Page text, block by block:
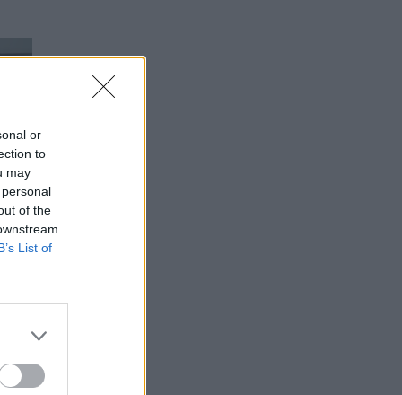
or
to
may
of the
List of